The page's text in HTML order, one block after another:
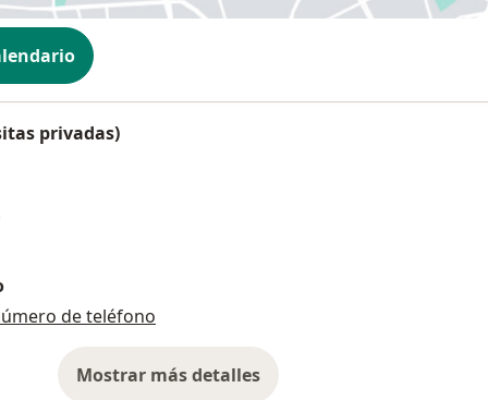
privadas)
de teléfono
Mostrar más detalles
sobre la dirección